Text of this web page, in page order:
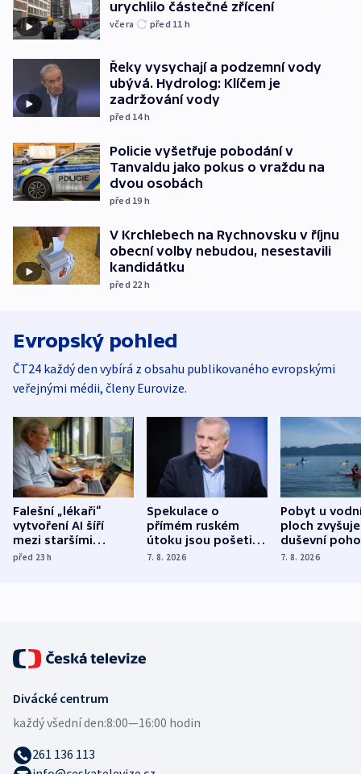
urychlilo částečné zřícení
včera před 11 h
Řeky vysychají a podzemní vody
ubývá. Hydrolog: Klíčem je
zadržování vody
před 14h
Policie vyšetřuje pobodání v
Tanvaldu jako pokus o vraždu na
dvou osobách
před 19 h
V Krchlebech na Rychnovsku v říjnu
obecní volby nebudou, nesestavili
kandidátku
před 22 h
Evropský pohled
ČT24 každý den vybírá z obsahu publikovaného evropskými
veřejnými médii, členy Eurovize.
Falešní „lékaři“
vytvoření AI šíří
mezi staršími
Poláky nebezpečné
před 23h
Spekulace o
přímém ruském
útoku jsou pošetilé,
míní estonský
7. 8. 2026
Pobyt u
ploch zvyšuje
duševní
ukázala
7. 8. 2026
Divácké centrum
každý všední den:8:00—16:00 hodin
261 136 113